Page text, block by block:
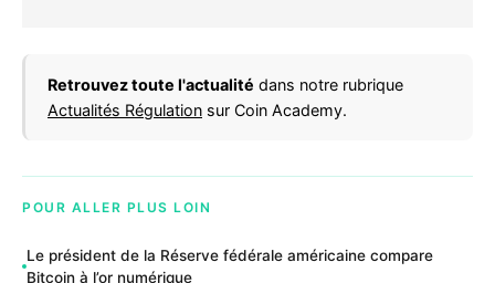
Retrouvez toute l'actualité dans notre rubrique
Actualités Régulation sur Coin Academy.
POUR ALLER PLUS LOIN
Le président de la Réserve fédérale américaine compare
Bitcoin à l’or numérique